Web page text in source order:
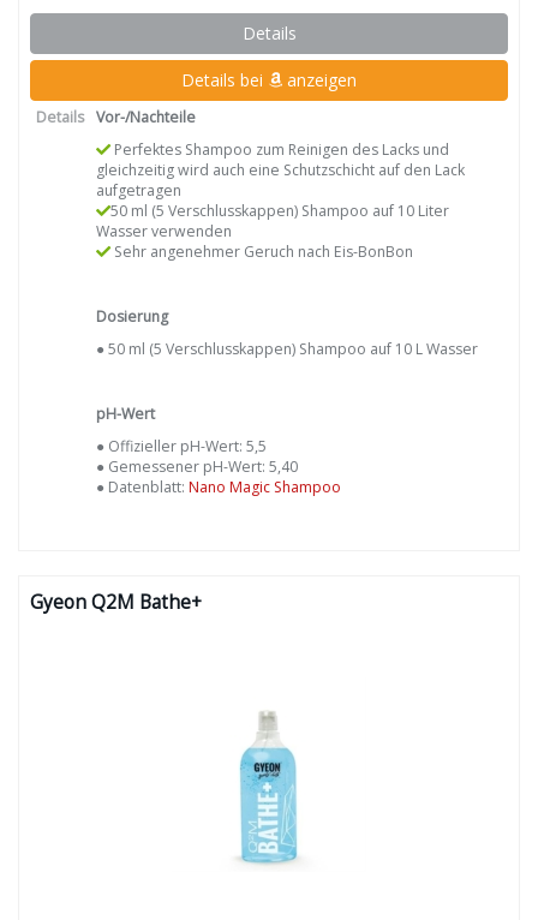
Details
Details bei anzeigen
Details Vor-/Nachteile
Perfektes Shampoo zum Reinigen des Lacks und
gleichzeitig wird auch eine Schutzschicht auf den Lack
aufgetragen
50 ml (5 Verschlusskappen) Shampoo auf 10 Liter
Wasser verwenden
Sehr angenehmer Geruch nach Eis-BonBon
Dosierung
● 50 ml (5 Verschlusskappen) Shampoo auf 10 L Wasser
pH-Wert
● Offizieller pH-Wert: 5,5
● Gemessener pH-Wert: 5,40
● Datenblatt: Nano Magic Shampoo
Gyeon Q2M Bathe+